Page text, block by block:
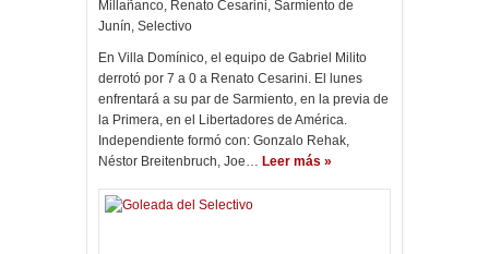
Millañanco, Renato Cesarini, Sarmiento de
Junín, Selectivo
En Villa Domínico, el equipo de Gabriel Milito
derrotó por 7 a 0 a Renato Cesarini. El lunes
enfrentará a su par de Sarmiento, en la previa de
la Primera, en el Libertadores de América.
Independiente formó con: Gonzalo Rehak,
Néstor Breitenbruch, Joe… Leer más »